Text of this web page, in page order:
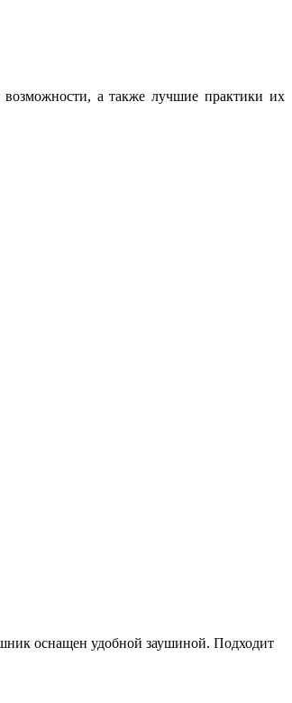
возможности, а также лучшие практики их
оснащен удобной заушиной. Подходит